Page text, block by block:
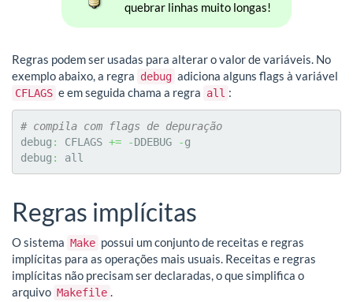
quebrar linhas muito longas!
Regras podem ser usadas para alterar o valor de variáveis. No
exemplo abaixo, a regra debug adiciona alguns flags à variável
CFLAGS e em seguida chama a regra all :
# compila com flags de depuração
debug : CFLAGS += -DDEBUG -g
debug : all
Regras implícitas
O sistema Make possui um conjunto de receitas e regras
implícitas para as operações mais usuais. Receitas e regras
implícitas não precisam ser declaradas, o que simplifica o
arquivo Makefile .